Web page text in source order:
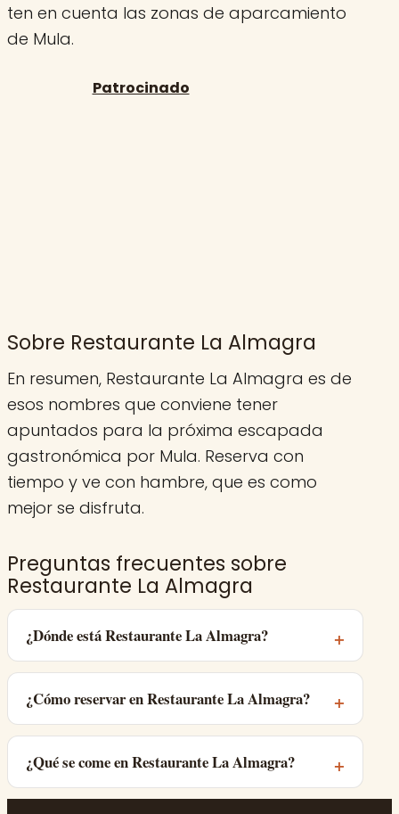
ten en cuenta las zonas de aparcamiento
de Mula.
Sobre Restaurante La Almagra
En resumen, Restaurante La Almagra es de
esos nombres que conviene tener
apuntados para la próxima escapada
gastronómica por Mula. Reserva con
tiempo y ve con hambre, que es como
mejor se disfruta.
Preguntas frecuentes sobre
Restaurante La Almagra
¿Dónde está Restaurante La Almagra?
¿Cómo reservar en Restaurante La Almagra?
¿Qué se come en Restaurante La Almagra?